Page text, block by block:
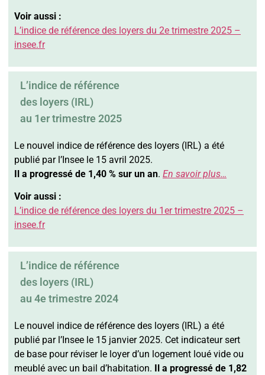
Voir aussi :
L’indice de référence des loyers du 2e trimestre 2025 –
insee.fr
L’indice de référence
des loyers (IRL)
au 1er trimestre 2025
Le nouvel indice de référence des loyers (IRL) a été
publié par l’Insee le 15 avril 2025.
Il a progressé de 1,40 % sur un an. En savoir plus…
Voir aussi :
L’indice de référence des loyers du 1er trimestre 2025 –
insee.fr
L’indice de référence
des loyers (IRL)
au 4e trimestre 2024
Le nouvel indice de référence des loyers (IRL) a été
publié par l’Insee le 15 janvier 2025. Cet indicateur sert
de base pour réviser le loyer d’un logement loué vide ou
meublé avec un bail d’habitation. Il a progressé de 1,82